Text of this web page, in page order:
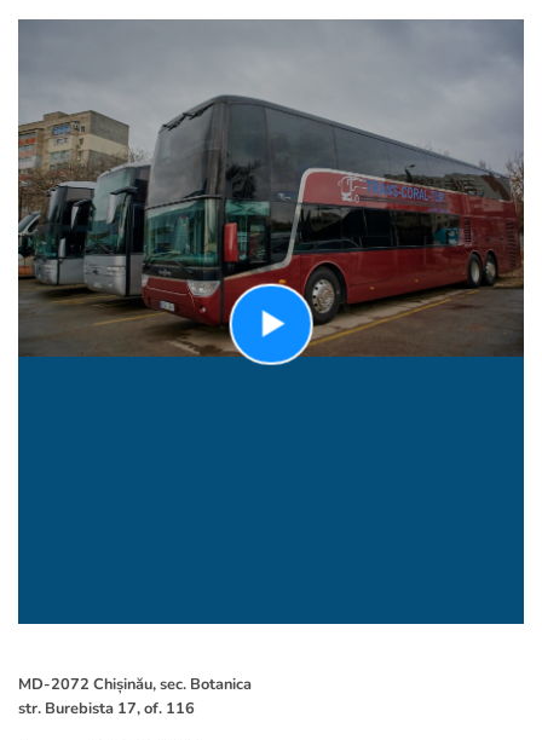
MD-2072 Chișinău, sec. Botanica
str. Burebista 17, of. 116